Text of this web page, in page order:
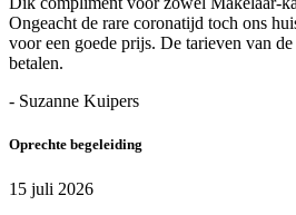
Ongeacht de rare coronatijd toch ons
voor een goede prijs. De tarieven van
betalen.
- Suzanne Kuipers
Oprechte begeleiding
15 juli 2026